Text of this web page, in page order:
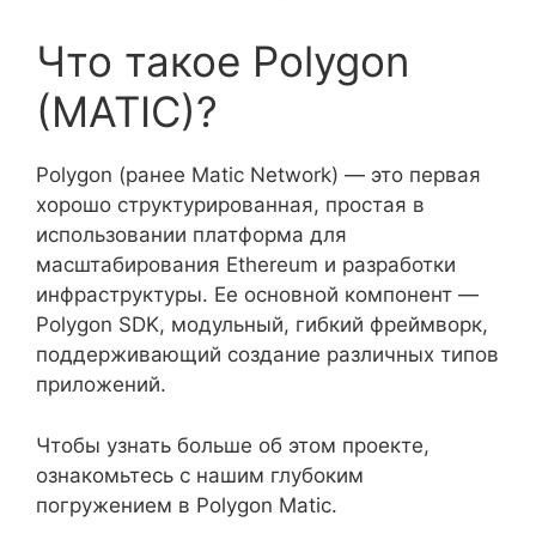
Что такое Polygon
(MATIC)?
Polygon (ранее Matic Network) — это первая
хорошо структурированная, простая в
использовании платформа для
масштабирования Ethereum и разработки
инфраструктуры. Ее основной компонент —
Polygon SDK, модульный, гибкий фреймворк,
поддерживающий создание различных типов
приложений.
Чтобы узнать больше об этом проекте,
ознакомьтесь с нашим глубоким
погружением в Polygon Matic.